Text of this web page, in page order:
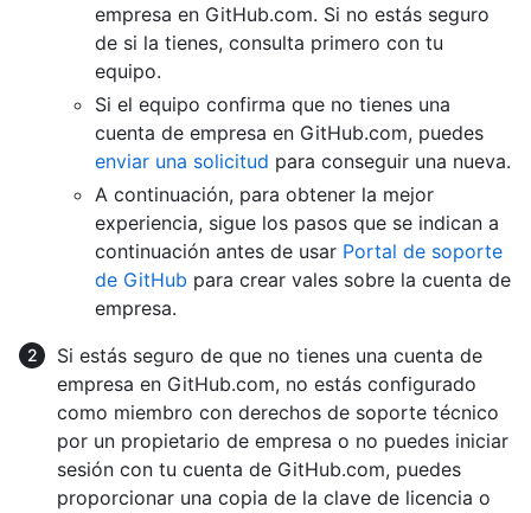
empresa en GitHub.com. Si no estás seguro
de si la tienes, consulta primero con tu
equipo.
Si el equipo confirma que no tienes una
cuenta de empresa en GitHub.com, puedes
enviar una solicitud para conseguir una nueva.
A continuación, para obtener la mejor
experiencia, sigue los pasos que se indican a
continuación antes de usar Portal de soporte
de GitHub para crear vales sobre la cuenta de
empresa.
Si estás seguro de que no tienes una cuenta de
empresa en GitHub.com, no estás configurado
como miembro con derechos de soporte técnico
por un propietario de empresa o no puedes iniciar
sesión con tu cuenta de GitHub.com, puedes
proporcionar una copia de la clave de licencia o